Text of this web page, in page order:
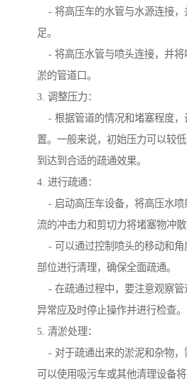
- 将高压车的水管与水源连接，
足。
- 将高压水管与喷头连接，并将
淤的管道口。
3. 调整压力：
- 根据管道的情况和堵塞程度，
置。一般来说，初始压力可以较
到达到合适的疏通效果。
4. 进行疏通：
- 启动高压车设备，将高压水喷
流的冲击力和剪切力将堵塞物冲散
- 可以通过控制喷头的移动和角
部位进行清理，确保全面疏通。
- 在疏通过程中，要注意观察管
异常应及时停止操作并进行检查。
5. 清淤处理：
- 对于疏通出来的淤泥和杂物，
可以使用吸污车或其他清理设备